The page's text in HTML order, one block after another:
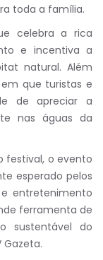
toda a família.
celebra a rica
e incentiva a
natural. Além
que turistas e
de apreciar a
nas águas da
festival, o evento
esperado pelos
entretenimento
ferramenta de
sustentável do